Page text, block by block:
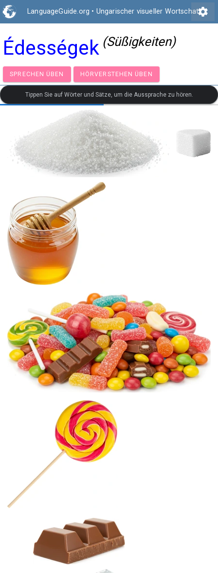
LanguageGuide.org • Ungarischer visueller Wortschatzsettings
Édességek (Süßigkeiten)
SPRECHEN ÜBEN HÖRVERSTEHEN ÜBEN
Tippen Sie auf Wörter und Sätze, um die Aussprache zu hören.